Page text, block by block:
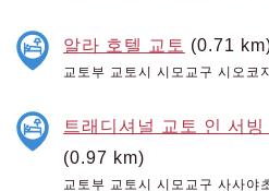
알라 호텔 교토 (0.71
교토부 교토시 시모교구 시오코
트래디셔널 교토 인 서
(0.97 km)
교토부 교토시 시모교구 사사야